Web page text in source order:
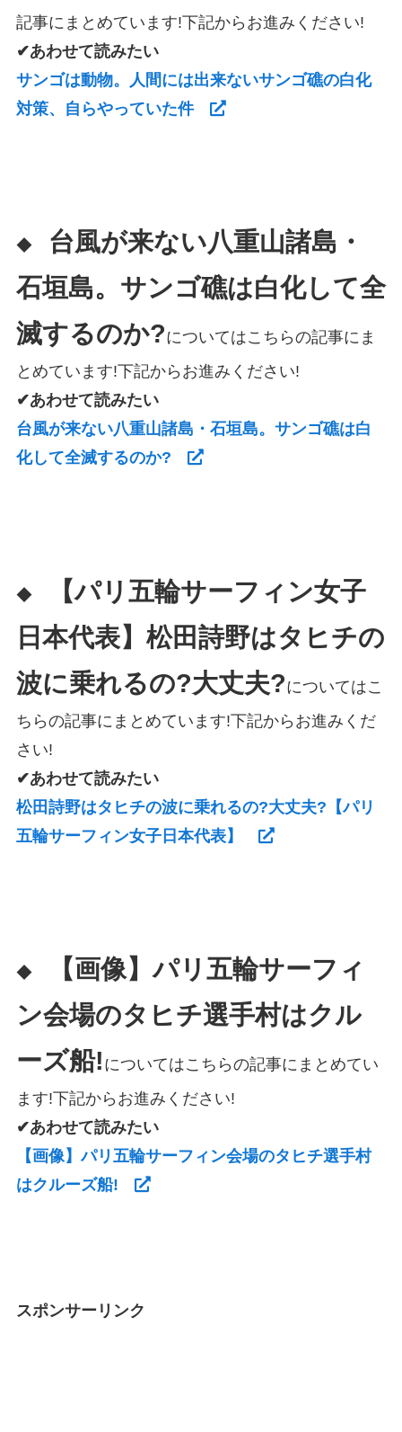
記事にまとめています!下記からお進みください!
✔あわせて読みたい
サンゴは動物。人間には出来ないサンゴ礁の白化
対策、自らやっていた件
◆
台風が来ない八重山諸島・
石垣島。サンゴ礁は白化して全
滅するのか?についてはこちらの記事にま
とめています!下記からお進みください!
✔あわせて読みたい
台風が来ない八重山諸島・石垣島。サンゴ礁は白
化して全滅するのか?
◆
【パリ五輪サーフィン女子
日本代表】松田詩野はタヒチの
波に乗れるの?大丈夫?についてはこ
ちらの記事にまとめています!下記からお進みくだ
さい!
✔あわせて読みたい
松田詩野はタヒチの波に乗れるの?大丈夫?【パリ
五輪サーフィン女子日本代表】
◆
【画像】パリ五輪サーフィ
ン会場のタヒチ選手村はクル
ーズ船! についてはこちらの記事にまとめてい
ます!下記からお進みください!
✔あわせて読みたい
【画像】パリ五輪サーフィン会場のタヒチ選手村
はクルーズ船!
スポンサーリンク